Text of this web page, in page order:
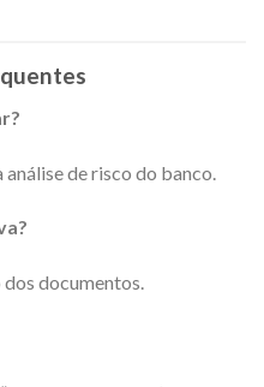
de risco do banco.
documentos.